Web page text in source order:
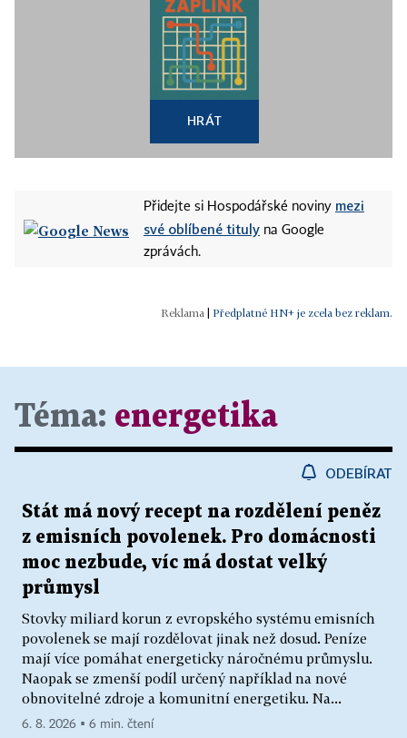
HRÁT
Přidejte si Hospodářské noviny mezi
své oblíbené tituly na Google
zprávách.
Předplatné HN+ je zcela bez reklam.
Téma: energetika
ODEBÍRAT
Stát má nový recept na rozdělení peněz
z emisních povolenek. Pro domácnosti
moc nezbude, víc má dostat velký
průmysl
Stovky miliard korun z evropského systému emisních
povolenek se mají rozdělovat jinak než dosud. Peníze
mají více pomáhat energeticky náročnému průmyslu.
Naopak se zmenší podíl určený například na nové
obnovitelné zdroje a komunitní energetiku. Na...
6. 8. 2026 ▪ 6 min. čtení